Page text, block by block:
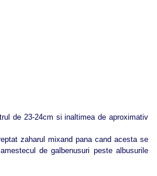
de 23-24cm si inaltimea de aproximativ
zaharul mixand pana cand acesta se
de galbenusuri peste albusurile